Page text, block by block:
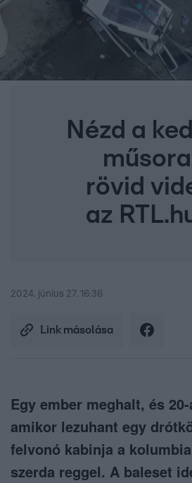
Nézd a
rövid
az
2024. június 27. 16:36
Link másolása
Egy ember meghalt, és
amikor lezuhant egy
felvonó kabinja a
szerda reggel. A baleset